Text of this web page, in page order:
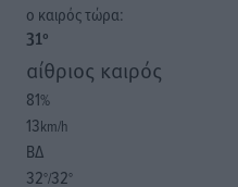
o καιρός τώρα:
31°
αίθριος καιρός
81%
13km/h
ΒΔ
32°/32°